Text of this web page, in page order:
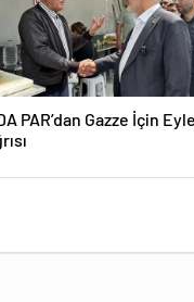
PAR’dan Gazze İçin